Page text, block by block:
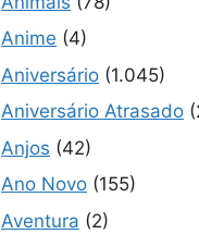
Anime (4)
Aniversário (1.045)
Aniversário Atrasado
Anjos (42)
Ano Novo (155)
Aventura (2)